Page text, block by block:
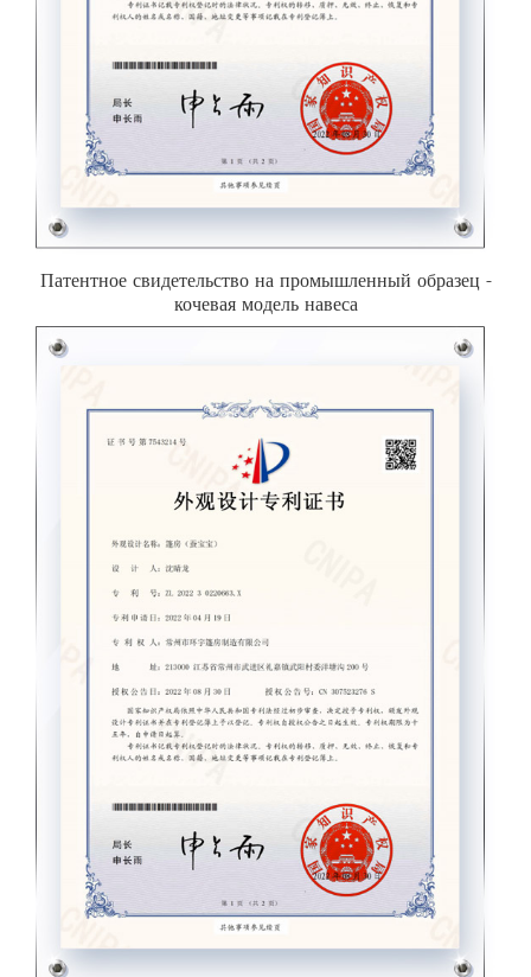
Патентное свидетельство на промышленный образец -
кочевая модель навеса